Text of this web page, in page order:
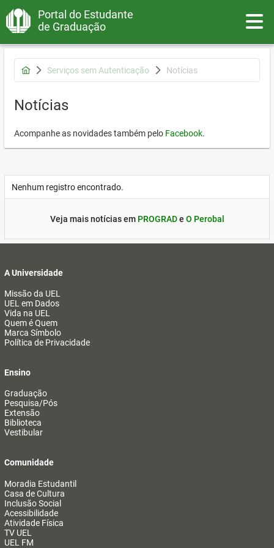
Portal do Estudante
de Graduação
Serviços sem Autenticação Notícias
Notícias
Acompanhe as novidades também pelo Facebook.
Nenhum registro encontrado.
Veja mais notícias em PROGRADe O Perobal
A Universidade
Missão da UEL
UEL em Dados
Vida na UEL
Quem é Quem
Marca Símbolo
Política de Privacidade
Ensino
Graduação
Pesquisa/Pós
Extensão
Biblioteca
Vestibular
Comunidade
Moradia Estudantil
Casa de Cultura
Inclusão Social
Acessibilidade
Atividade Física
TV UEL
UEL FM